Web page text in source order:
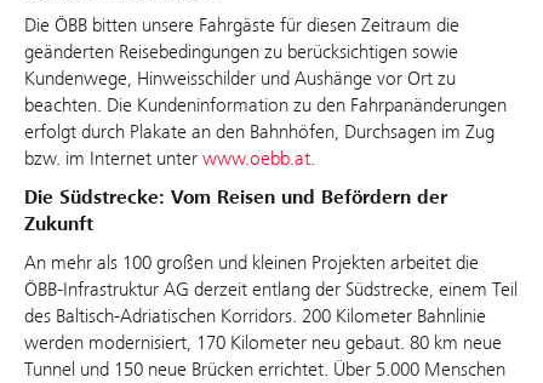
Die ÖBB bitten unsere Fahrgäste für diesen Zeitraum die
geänderten Reisebedingungen zu berücksichtigen sowie
Kundenwege, Hinweisschilder und Aushänge vor Ort zu
beachten. Die Kundeninformation zu den Fahrpanänderungen
erfolgt durch Plakate an den Bahnhöfen, Durchsagen im Zug
bzw. im Internet unter www.oebb.at.
Die Südstrecke: Vom Reisen und Befördern der
Zukunft
An mehr als 100 großen und kleinen Projekten arbeitet die
ÖBB-Infrastruktur AG derzeit entlang der Südstrecke, einem Teil
des Baltisch-Adriatischen Korridors. 200 Kilometer Bahnlinie
werden modernisiert, 170 Kilometer neu gebaut. 80 km neue
Tunnel und 150 neue Brücken errichtet. Über 5.000 Menschen